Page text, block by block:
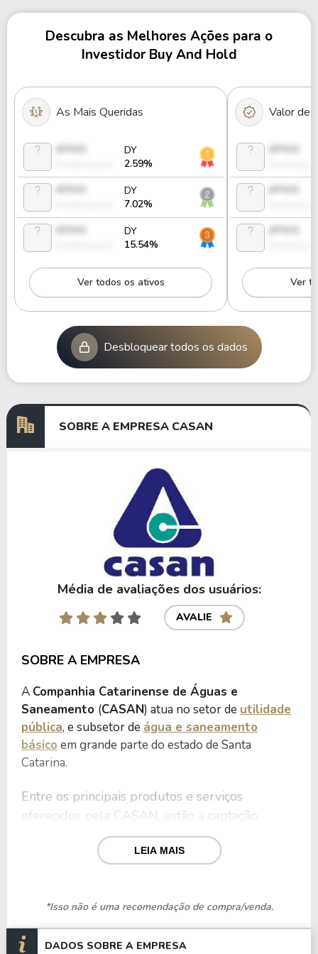
Descubra as Melhores Ações para o
Investidor Buy And Hold
As Mais Queridas
DY
2.59%
DY
7.02%
DY
15.54%
Ver todos os ativos
Valor de
Ver
Desbloquear todos os dados
SOBRE A EMPRESA CASAN
Média de avaliações dos usuários:
AVALIE
SOBRE A EMPRESA
A Companhia Catarinense de Águas e
Saneamento (CASAN) atua no setor de utilidade
pública, e subsetor de água e saneamento
básico em grande parte do estado de Santa
Catarina.
Entre os principais produtos e serviços
oferecidos pela CASAN, estão a captação,
tratamento e distribuição de água, além da
coleta, tratamento de esgoto sanitário e
A CASAN investe constantemente em projetos
de infraestrutura para ampliar o acesso ao
LEIA MAIS
*Isso não é uma recomendação de compra/venda.
DADOS SOBRE A EMPRESA